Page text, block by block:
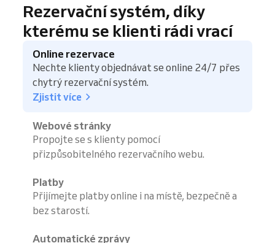
Rezervační systém, díky
kterému se klienti rádi vrací
Online rezervace
Nechte klienty objednávat se online 24/7 přes
chytrý rezervační systém.
Zjistit více
Webové stránky
Propojte se s klienty pomocí
přizpůsobitelného rezervačního webu.
Platby
Přijímejte platby online i na místě, bezpečně a
bez starostí.
Automatické zprávy